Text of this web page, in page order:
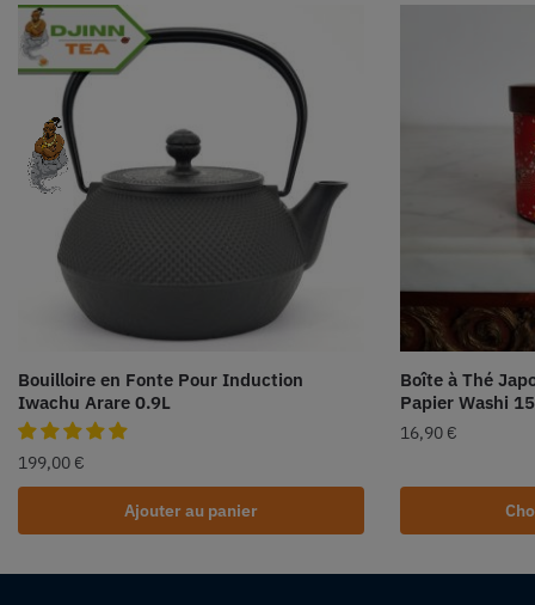
Bouilloire en Fonte Pour Induction
Iwachu Arare 0.9L
199,00 €
Ajouter au panier
Boîte à Thé
Papier Washi
16,90 €